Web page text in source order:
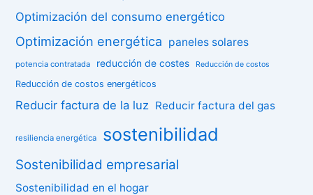
Optimización del consumo energético
Optimización energética paneles solares
potencia contratada reducción de costes Reducción de costos
Reducción de costos energéticos
Reducir factura de la luz Reducir factura del gas
resiliencia energética sostenibilidad
Sostenibilidad empresarial
Sostenibilidad en el hogar